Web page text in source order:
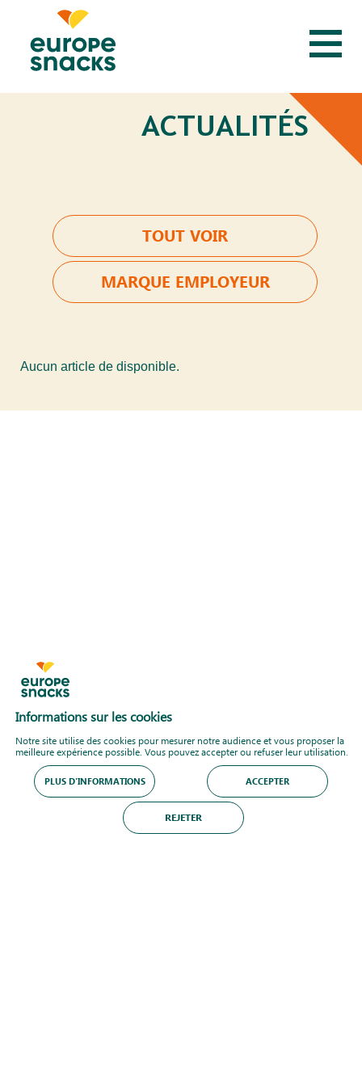
ACTUALITÉS
TOUT VOIR
MARQUE EMPLOYEUR
Aucun article de disponible.
Informations sur les cookies
Notre site utilise des cookies pour mesurer notre audience et vous proposer la
meilleure expérience possible. Vous pouvez accepter ou refuser leur utilisation.
PLUS D'INFORMATIONS ACCEPTER
REJETER